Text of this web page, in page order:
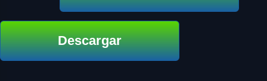
Descargar